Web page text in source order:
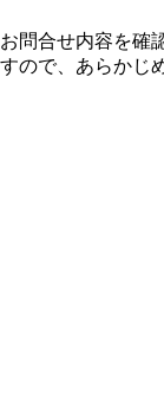
お問合せ内容を確
すので、あらかじ